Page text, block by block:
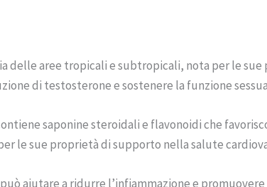
delle aree tropicali e subtropicali, nota per le
di testosterone e sostenere la funzione
saponine steroidali e flavonoidi che
le sue proprietà di supporto nella salute
aiutare a ridurre l’infiammazione e promuovere